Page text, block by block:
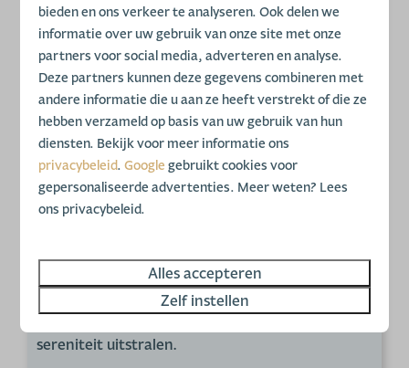
Prachtige ligging
Vakantiepark Bonte Vlucht ligt centraal in het
hart van Nederland, in het gemoedelijke dorp
Doorn, midden in de prachtige omgeving van
Nationaal Park Utrechtse Heuvelrug. Doorn
staat bekend om zijn rijke geschiedenis en
charmante sfeer. Een absolute aanrader is
museum. Hier ontdek je de fascinerende
geschiedenis van de regio, omringd door
weelderige tuinen en bossen die rust en
sereniteit uitstralen.
bieden en ons verkeer te analyseren. Ook delen we
informatie over uw gebruik van onze site met onze
partners voor social media, adverteren en analyse.
Deze partners kunnen deze gegevens combineren met
andere informatie die u aan ze heeft verstrekt of die ze
hebben verzameld op basis van uw gebruik van hun
diensten. Bekijk voor meer informatie ons
privacybeleid.Googlegebruikt cookies voor
gepersonaliseerde advertenties. Meer weten? Lees
ons privacybeleid.
Alles accepteren
Zelf instellen